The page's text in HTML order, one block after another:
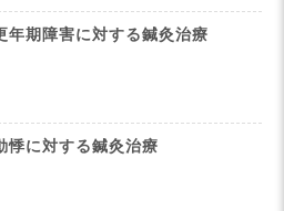
年期障害に対する鍼灸治療
悸に対する鍼灸治療